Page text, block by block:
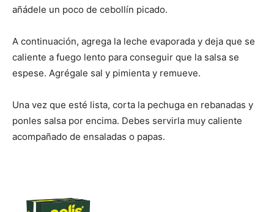
añádele un poco de cebollín picado.
A continuación, agrega la leche evaporada y deja que se
caliente a fuego lento para conseguir que la salsa se
espese. Agrégale sal y pimienta y remueve.
Una vez que esté lista, corta la pechuga en rebanadas y
ponles salsa por encima. Debes servirla muy caliente
acompañado de ensaladas o papas.